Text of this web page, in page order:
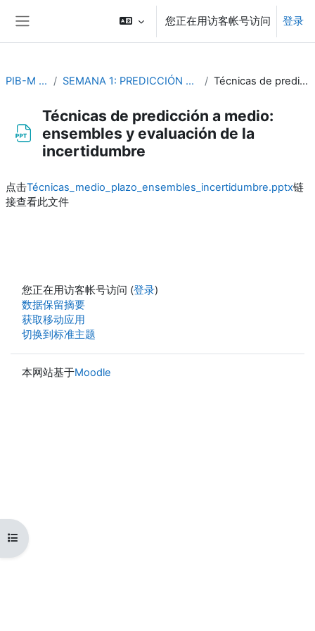
您正在用访客帐号访问 登录
打开课程索引
PIB-M 3ª Edición (fase práctica) SEMANA 1: PREDICCIÓN OPERATIVA Y PROBLEMAS DE DINÁMICA Y TERMODINÁMICA DE LA ATMÓSFERA Técnicas de predicción a medio: ensembles y evaluación de la incertidumbre
Técnicas de predicción a medio:
ensembles y evaluación de la
incertidumbre
点击Técnicas_medio_plazo_ensembles_incertidumbre.pptx链
接查看此文件
您正在用访客帐号访问 (登录)
‎数据保留摘要‎
获取移动应用
切换到标准主题
本网站基于Moodle